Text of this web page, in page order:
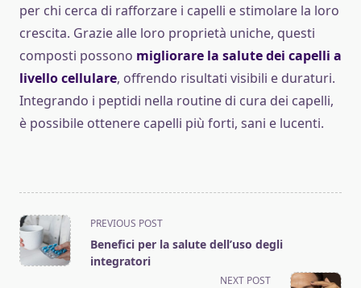
per chi cerca di rafforzare i capelli e stimolare la loro
crescita. Grazie alle loro proprietà uniche, questi
composti possono migliorare la salute dei capelli a
livello cellulare, offrendo risultati visibili e duraturi.
Integrando i peptidi nella routine di cura dei capelli,
è possibile ottenere capelli più forti, sani e lucenti.
<span
class="nav-
subtitle
PREVIOUS POST
Benefici per la salute dell’uso degli
integratori
NEXT POST